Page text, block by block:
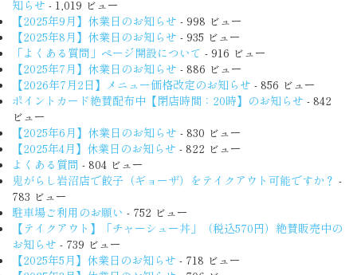
知らせ - 1,019 ビュー
【2025年9月】休業日のお知らせ - 998 ビュー
【2025年8月】休業日のお知らせ - 935 ビュー
「よくある質問」ページ開設について - 916 ビュー
【2025年7月】休業日のお知らせ - 886 ビュー
【2026年7月2日】メニュー価格改定のお知らせ - 856 ビュー
ポイントカード絶賛配布中【閉店時間：20時】のお知らせ - 842
ビュー
【2025年6月】休業日のお知らせ - 830 ビュー
【2025年4月】休業日のお知らせ - 822 ビュー
よくある質問 - 804 ビュー
鬼がらし岩沼店で餃子（ギョーザ）をテイクアウト可能ですか？ -
783 ビュー
駐車場ご利用のお願い - 752 ビュー
【テイクアウト】「チャーシュー丼」（税込570円）絶賛販売中の
お知らせ - 739 ビュー
【2025年5月】休業日のお知らせ - 718 ビュー